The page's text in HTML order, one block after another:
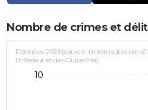
Bricolage
Lifestyle
Culture
Sport
Auto
Television
Voyage
Cinema
Nombre de crimes et
Données 2025 (source : Linternaute.com
l'Intérieur et des Outre-Mer)
10